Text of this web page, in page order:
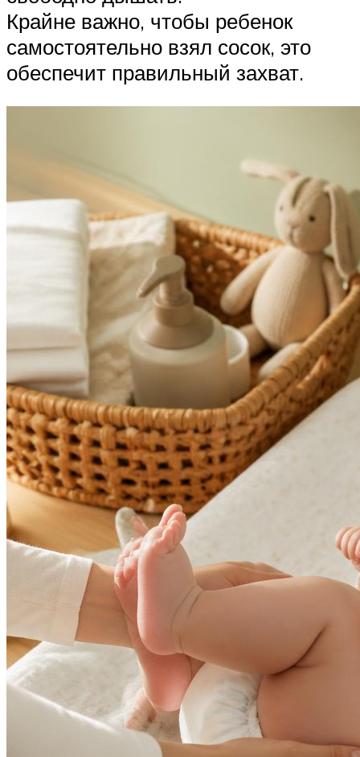
Крайне важно, чтобы ребенок
самостоятельно взял сосок, это
обеспечит правильный захват.